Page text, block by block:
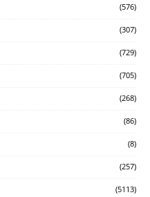
(576)
(307)
(729)
(705)
(268)
(86)
(8)
(257)
(5113)